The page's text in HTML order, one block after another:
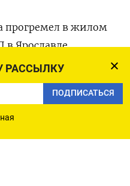
РАССЫЛКУ
ПОДПИСАТЬСЯ
прогремел в жилом
в Ярославле
рванул
области,сообщила
региона.